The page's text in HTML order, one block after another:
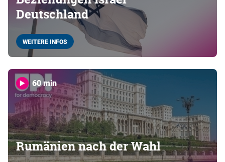
Deutschland
WEITERE INFOS
60 min
Rumänien nach der Wahl